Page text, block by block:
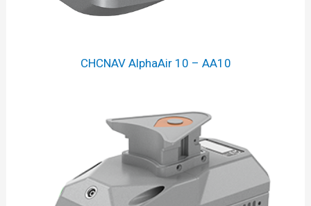
CHCNAV AlphaAir 10 – AA10